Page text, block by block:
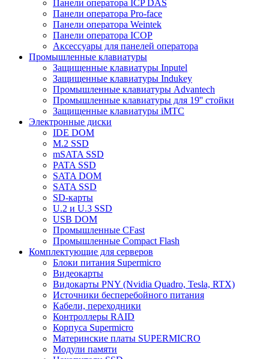
Панели оператора ICP DAS
Панели оператора Pro-face
Панели оператора Weintek
Панели оператора ICOP
Аксессуары для панелей оператора
Промышленные клавиатуры
Защищенные клавиатуры Inputel
Защищенные клавиатуры Indukey
Промышленные клавиатуры Advantech
Промышленные клавиатуры для 19'' стойки
Защищенные клавиатуры iMTC
Электронные диски
IDE DOM
M.2 SSD
mSATA SSD
PATA SSD
SATA DOM
SATA SSD
SD-карты
U.2 и U.3 SSD
USB DOM
Промышленные CFast
Промышленные Compact Flash
Комплектующие для серверов
Блоки питания Supermicro
Видеокарты
Видокарты PNY (Nvidia Quadro, Tesla, RTX)
Источники бесперебойного питания
Кабели, переходники
Контроллеры RAID
Корпуса Supermicro
Материнские платы SUPERMICRO
Модули памяти